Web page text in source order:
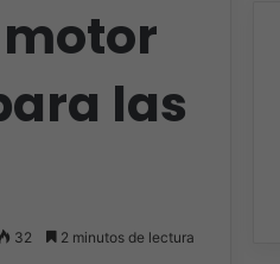
las
32 2 minutos de lectura